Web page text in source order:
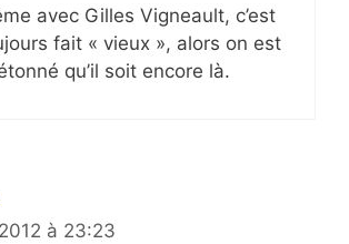
avec Gilles Vigneault, c’est
fait « vieux », alors on est
qu’il soit encore là.
à 23:23